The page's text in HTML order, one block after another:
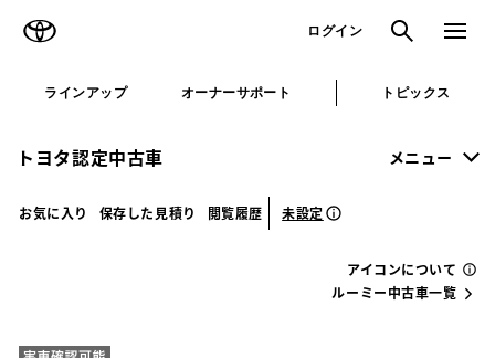
ログイン 検索 メニュ
ラインアップ オーナーサポート トピックス
トヨタ認定中古車 メニュー
お気に入り 保存した見積り 閲覧履歴 未設定
アイコンについて
ルーミー中古車一覧